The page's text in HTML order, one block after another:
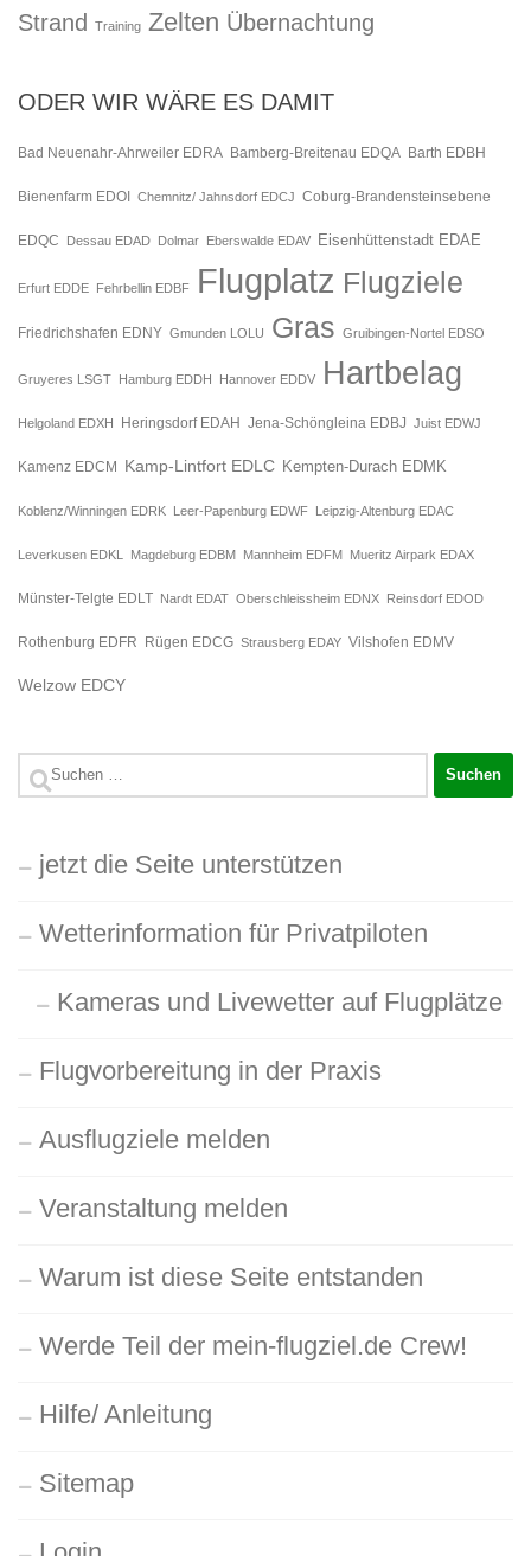
Strand Training Zelten Übernachtung
ODER WIR WÄRE ES DAMIT
Bad Neuenahr-Ahrweiler EDRA Bamberg-Breitenau EDQA Barth EDBH
Bienenfarm EDOI Chemnitz/ Jahnsdorf EDCJ Coburg-Brandensteinsebene
EDQC Dessau EDAD Dolmar Eberswalde EDAV Eisenhüttenstadt EDAE
Erfurt EDDE Fehrbellin EDBF Flugplatz Flugziele
Friedrichshafen EDNY Gmunden LOLU Gras Gruibingen-Nortel EDSO
Gruyeres LSGT Hamburg EDDH Hannover EDDV Hartbelag
Helgoland EDXH Heringsdorf EDAH Jena-Schöngleina EDBJ Juist EDWJ
Kamenz EDCM Kamp-Lintfort EDLC Kempten-Durach EDMK
Koblenz/Winningen EDRK Leer-Papenburg EDWF Leipzig-Altenburg EDAC
Leverkusen EDKL Magdeburg EDBM Mannheim EDFM Mueritz Airpark EDAX
Münster-Telgte EDLT Nardt EDAT Oberschleissheim EDNX Reinsdorf EDOD
Rothenburg EDFR Rügen EDCG Strausberg EDAY Vilshofen EDMV
Welzow EDCY
Suchen
jetzt die Seite unterstützen
Wetterinformation für Privatpiloten
Kameras und Livewetter auf Flugplätze
Flugvorbereitung in der Praxis
Ausflugziele melden
Veranstaltung melden
Warum ist diese Seite entstanden
Werde Teil der mein-flugziel.de Crew!
Hilfe/ Anleitung
Sitemap